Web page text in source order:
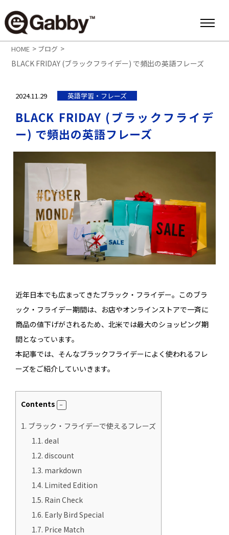
HOME > ブログ >
BLACK FRIDAY (ブラックフライデー) で頻出の英語フレーズ
2024.11.29 英語学習・フレーズ
BLACK FRIDAY (ブラックフライデ
ー) で頻出の英語フレーズ
近年日本でも広まってきたブラック・フライデー。このブラ
ック・フライデー期間は、お店やオンラインストアで一斉に
商品の値下げがされるため、北米では最大のショッピング期
間となっています。
本記事では、そんなブラックフライデーによく使われるフレ
ーズをご紹介していいきます。
Contents
1. ブラック・フライデーで使えるフレーズ
1.1. deal
1.2. discount
1.3. markdown
1.4. Limited Edition
1.5. Rain Check
1.6. Early Bird Special
1.7. Price Match